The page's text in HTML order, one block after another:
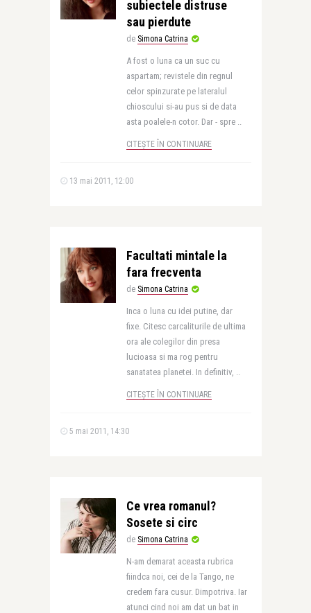
subiectele distruse
sau pierdute
de Simona Catrina
A fost o luna ca un suc cu
aspartam; revistele din regnul
celor spinzurate pe lateralul
chioscului si-au pus si de data
asta poalele-n cotor. Dar - spre ..
CITEȘTE ÎN CONTINUARE
13 mai 2011, 12:00
Facultati mintale la
fara frecventa
de Simona Catrina
Inca o luna cu idei putine, dar
fixe. Citesc carcaliturile de ultima
ora ale colegilor din presa
lucioasa si ma rog pentru
sanatatea planetei. In definitiv, ..
CITEȘTE ÎN CONTINUARE
5 mai 2011, 14:30
Ce vrea romanul?
Sosete si circ
de Simona Catrina
N-am demarat aceasta rubrica
fiindca noi, cei de la Tango, ne
credem fara cusur. Dimpotriva. Iar
atunci cind noi am dat un bat in